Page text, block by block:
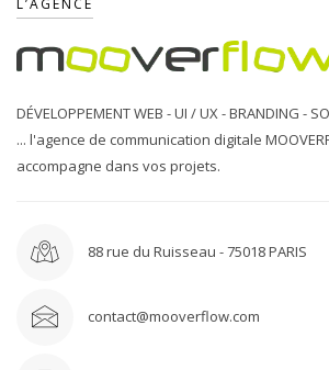
L’AGENCE
DÉVELOPPEMENT WEB - UI / UX - BRANDING -
... l'agence de communication digitale
accompagne dans vos projets.
88 rue du Ruisseau - 75018 PARIS
contact@mooverflow.com